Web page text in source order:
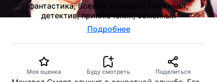
фантастика, боевик, комедия, криминал,
детектив, приключения, семейный
Подробнее
Моя оценка Буду смотреть Поделиться